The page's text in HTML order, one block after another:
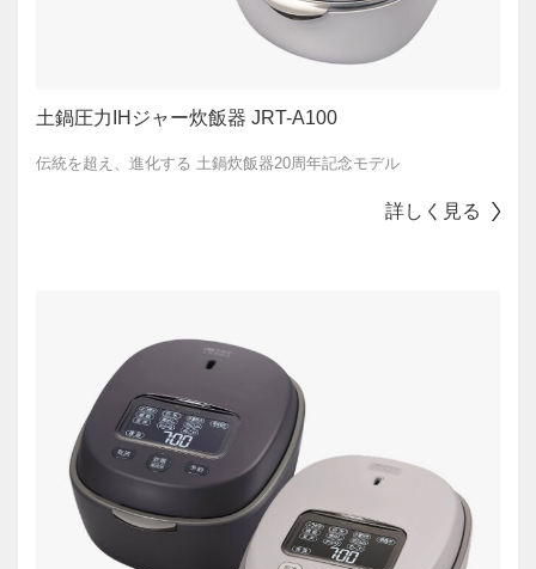
土鍋圧力IHジャー炊飯器 JRT-A100
伝統を超え、進化する 土鍋炊飯器20周年記念モデル
詳しく見る